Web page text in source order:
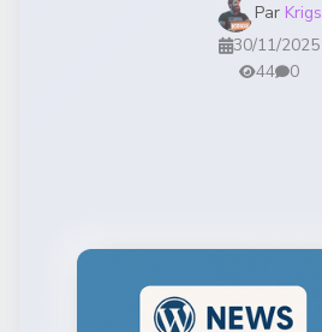
Par Krigs
30/11/2025
44
0